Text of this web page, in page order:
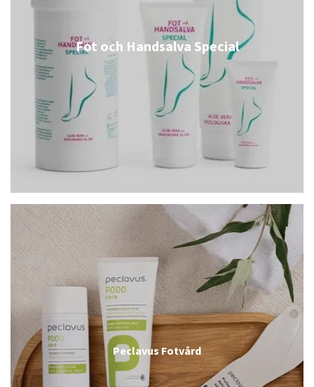
Fot och Handsalva Special
Peclavus Fotvård